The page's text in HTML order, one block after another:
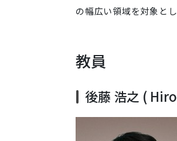
の幅広い領域を対象と
教員
後藤 浩之 (